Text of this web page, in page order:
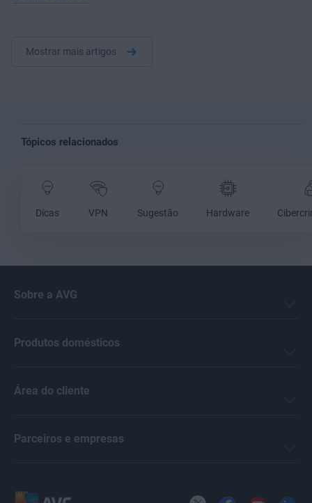
Mostrar mais artigos
Tópicos relacionados
Dicas VPN Sugestão Hardware
Sobre a AVG
Produtos domésticos
Área do cliente
Parceiros e empresas